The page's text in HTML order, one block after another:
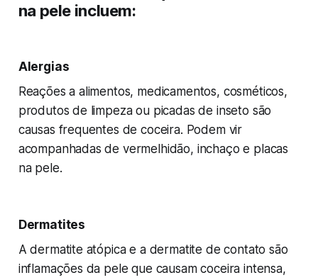
na pele incluem:
Alergias
Reações a alimentos, medicamentos, cosméticos,
produtos de limpeza ou picadas de inseto são
causas frequentes de coceira. Podem vir
acompanhadas de vermelhidão, inchaço e placas
na pele.
Dermatites
A dermatite atópica e a dermatite de contato são
inflamações da pele que causam coceira intensa,